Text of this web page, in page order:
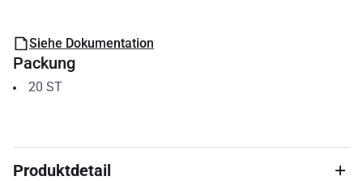
Siehe Dokumentation
Packung
20 ST
Produktdetail